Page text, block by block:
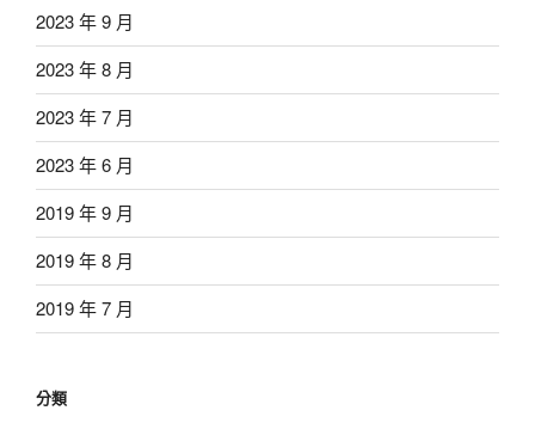
2023 年 9 月
2023 年 8 月
2023 年 7 月
2023 年 6 月
2019 年 9 月
2019 年 8 月
2019 年 7 月
分類